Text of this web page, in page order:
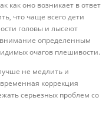
как оно возникает в ответ
что чаще всего дети
головы и лысеют
внимание определенным
очагов плешивости.
не медлить и
коррекция
серьезных проблем со